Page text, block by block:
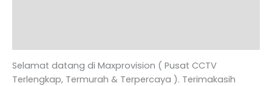
Selamat datang di Maxprovision ( Pusat CCTV
Terlengkap, Termurah & Terpercaya ). Terimakasih